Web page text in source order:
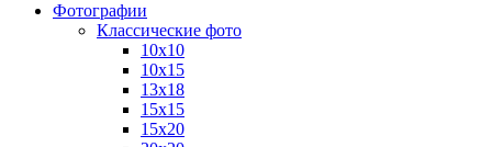
Фотографии
Классические фото
10х10
10х15
13х18
15х15
15х20